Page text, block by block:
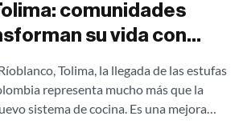
comunidades
su vida con
Tolima, la llegada de las estufas
representa mucho más que la
sistema de cocina. Es una mejora